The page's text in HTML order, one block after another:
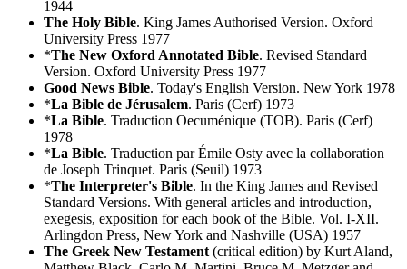
1944
The Holy Bible. King James Authorised Version. Oxford
University Press 1977
*The New Oxford Annotated Bible. Revised Standard
Version. Oxford University Press 1977
Good News Bible. Today's English Version. New York 1978
*La Bible de Jérusalem. Paris (Cerf) 1973
*La Bible. Traduction Oecuménique (TOB). Paris (Cerf)
1978
*La Bible. Traduction par Émile Osty avec la collaboration
de Joseph Trinquet. Paris (Seuil) 1973
*The Interpreter's Bible. In the King James and Revised
Standard Versions. With general articles and introduction,
exegesis, exposition for each book of the Bible. Vol. I-XII.
Arlingdon Press, New York and Nashville (USA) 1957
The Greek New Testament (critical edition) by Kurt Aland,